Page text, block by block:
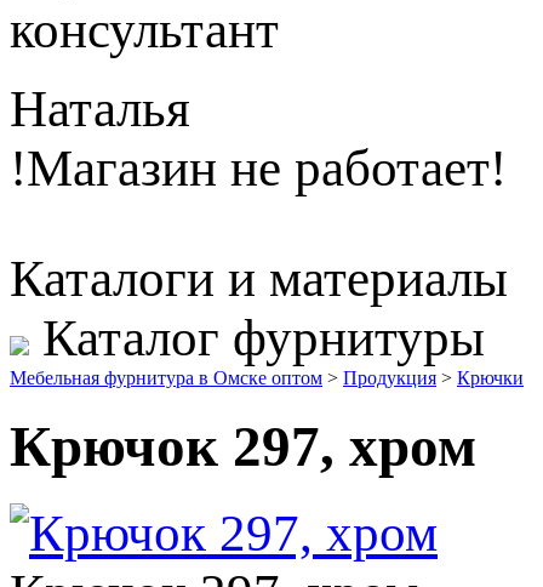
консультант
Наталья
!Магазин не работает!
Каталоги и материалы
Каталог фурнитуры
Мебельная фурнитура в Омске оптом > Продукция > Крючки
Крючок 297, хром